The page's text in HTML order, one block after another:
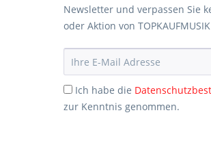
Newsletter und verpassen Sie
oder Aktion von TOPKAUFMUSIK
Ich habe die
zur Kenntnis genommen.